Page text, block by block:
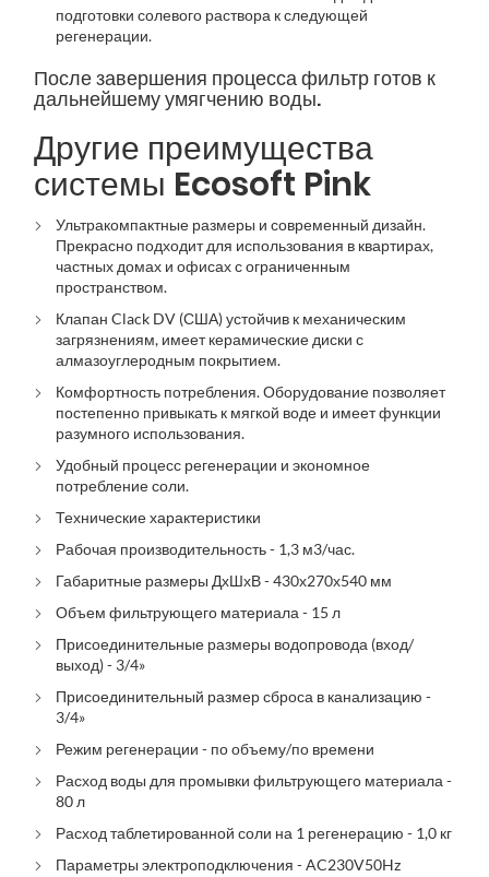
подготовки солевого раствора к следующей
регенерации.
После завершения процесса фильтр готов к
дальнейшему умягчению воды.
Другие преимущества
системы Ecosoft Pink
Ультракомпактные размеры и современный дизайн.
Прекрасно подходит для использования в квартирах,
частных домах и офисах с ограниченным
пространством.
Клапан Clack DV (США) устойчив к механическим
загрязнениям, имеет керамические диски с
алмазоуглеродным покрытием.
Комфортность потребления. Оборудование позволяет
постепенно привыкать к мягкой воде и имеет функции
разумного использования.
Удобный процесс регенерации и экономное
потребление соли.
Технические характеристики
Рабочая производительность - 1,3 м3/час.
Габаритные размеры ДхШхВ - 430х270х540 мм
Объем фильтрующего материала - 15 л
Присоединительные размеры водопровода (вход/
выход) - 3/4»
Присоединительный размер сброса в канализацию -
3/4»
Режим регенерации - по объему/по времени
Расход воды для промывки фильтрующего материала -
80 л
Расход таблетированной соли на 1 регенерацию - 1,0 кг
Параметры электроподключения - AC230V50Hz